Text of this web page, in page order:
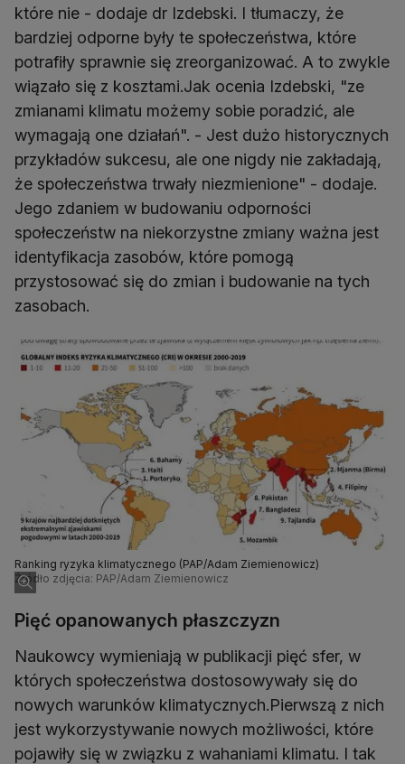
które nie - dodaje dr Izdebski. I tłumaczy, że
bardziej odporne były te społeczeństwa, które
potrafiły sprawnie się zreorganizować. A to zwykle
wiązało się z kosztami.Jak ocenia Izdebski, "ze
zmianami klimatu możemy sobie poradzić, ale
wymagają one działań". - Jest dużo historycznych
przykładów sukcesu, ale one nigdy nie zakładają,
że społeczeństwa trwały niezmienione" - dodaje.
Jego zdaniem w budowaniu odporności
społeczeństw na niekorzystne zmiany ważna jest
identyfikacja zasobów, które pomogą
przystosować się do zmian i budowanie na tych
zasobach.
Ranking ryzyka klimatycznego (PAP/Adam Ziemienowicz)
Źródło zdjęcia: PAP/Adam Ziemienowicz
Pięć opanowanych płaszczyzn
Naukowcy wymieniają w publikacji pięć sfer, w
których społeczeństwa dostosowywały się do
nowych warunków klimatycznych.Pierwszą z nich
jest wykorzystywanie nowych możliwości, które
pojawiły się w związku z wahaniami klimatu. I tak